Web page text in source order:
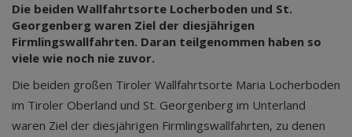
Die beiden Wallfahrtsorte Locherboden und St.
Georgenberg waren Ziel der diesjährigen
Firmlingswallfahrten. Daran teilgenommen haben so
viele wie noch nie zuvor.
Die beiden großen Tiroler Wallfahrtsorte Maria Locherboden
im Tiroler Oberland und St. Georgenberg im Unterland
waren Ziel der diesjährigen Firmlingswallfahrten, zu denen